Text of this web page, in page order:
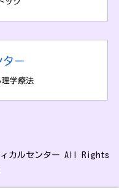
カルセンター All Rights